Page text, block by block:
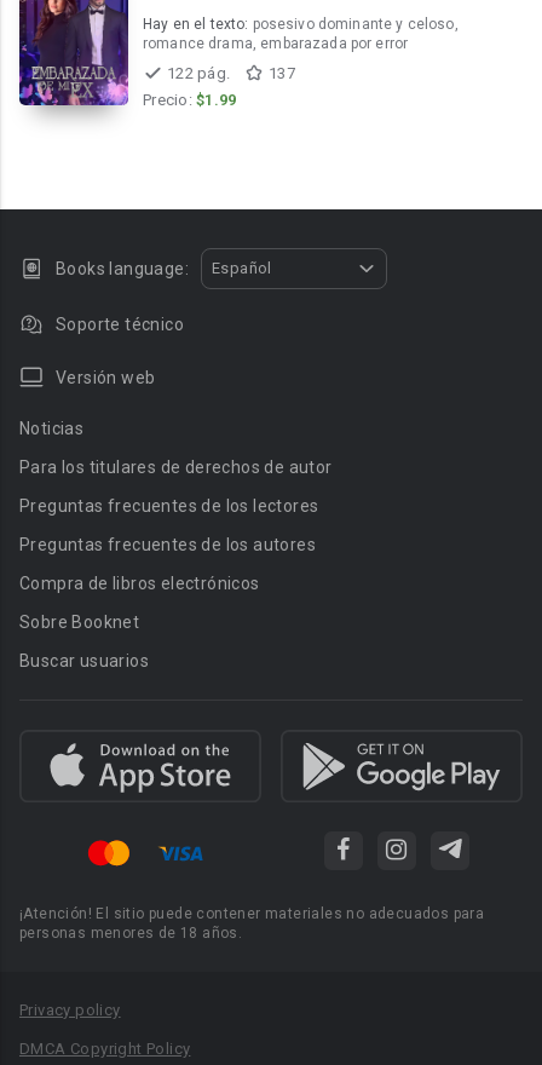
Hay en el texto: posesivo dominante y celoso,
romance drama, embarazada por error
122 pág.
137
Precio: $1.99
Books language: Español
Soporte técnico
Versión web
Noticias
Para los titulares de derechos de autor
Preguntas frecuentes de los lectores
Preguntas frecuentes de los autores
Compra de libros electrónicos
Sobre Booknet
Buscar usuarios
¡Atención! El sitio puede contener materiales no adecuados para
personas menores de 18 años.
Privacy policy
DMCA Copyright Policy